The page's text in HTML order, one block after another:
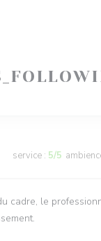
service : 5/5
cadre, le